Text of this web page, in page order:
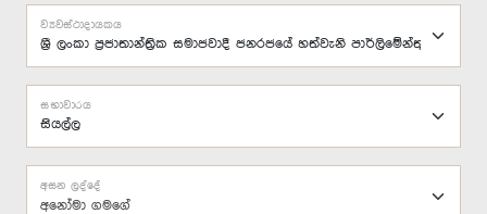
ව්‍යවස්ථාදායකය
සභාවාරය
අනෝමා ගමගේ
අසන ලද්දේ